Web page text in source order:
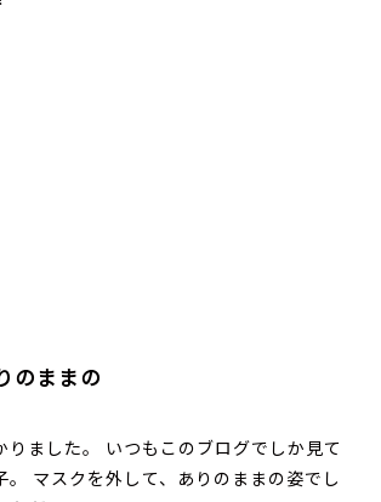
のままの
りました。 いつもこのブログでしか見て
。 マスクを外して、ありのままの姿でし